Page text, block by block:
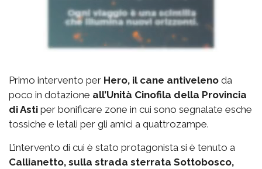
Primo intervento per Hero, il cane antiveleno da
poco in dotazione all’Unità Cinofila della Provincia
di Asti per bonificare zone in cui sono segnalate esche
tossiche e letali per gli amici a quattrozampe.
L’intervento di cui è stato protagonista si è tenuto a
Callianetto, sulla strada sterrata Sottobosco,